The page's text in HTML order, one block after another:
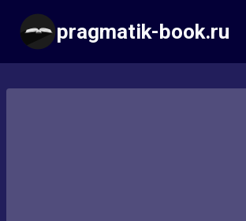
Перейти
содержимому
pragmatik-book.ru